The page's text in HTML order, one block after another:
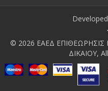
© 2026 ΕΑΕΔ ΕΠΙΘΕΩΡΗΣΙΣ
ΔΙΚΑΙΟΥ,